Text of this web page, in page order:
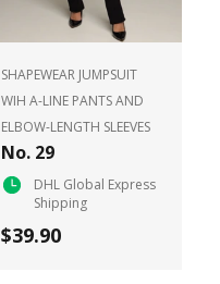
SHAPEWEAR JUMPSUIT
WIH A-LINE PANTS AND
ELBOW-LENGTH SLEEVES
No. 29
DHL Global Express
Shipping
$39.90